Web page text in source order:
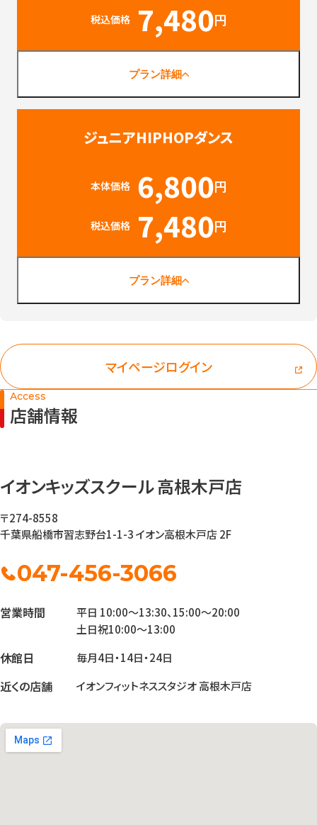
税込価格 7,480円
プラン詳細
ジュニアHIPHOPダンス
本体価格 6,800円
税込価格 7,480円
プラン詳細
マイページログイン
Access
店舗情報
イオンキッズスクール 高根木戸店
〒274-8558
千葉県船橋市習志野台1-1-3 イオン高根木戸店 2F
047-456-3066
営業時間
平日 10:00～13:30、15:00～20:00
土日祝10:00～13:00
休館日 毎月4日・14日・24日
近くの店舗 イオンフィットネススタジオ 高根木戸店